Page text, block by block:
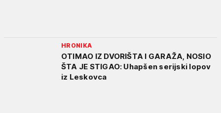
HRONIKA
OTIMAO IZ DVORIŠTA I GARAŽA, NOSIO
ŠTA JE STIGAO: Uhapšen serijski lopov
iz Leskovca